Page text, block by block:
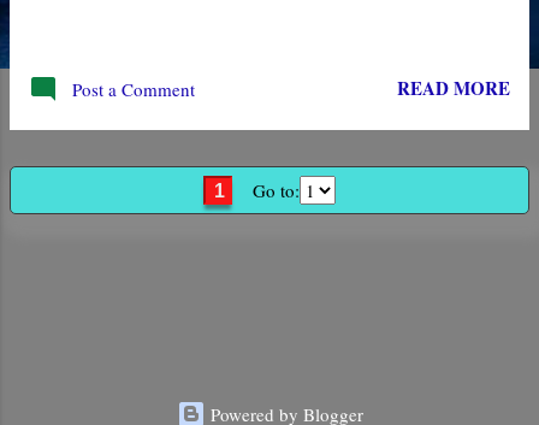
de Jerusalén. Con mucha más
frecuencia, encontramos términos del
Nuevo Pacto inaugurada por Jesús. Lo
que el Templo y el Tabernáculo
Post a Comment READ MORE
1 Go to:
Powered by Blogger